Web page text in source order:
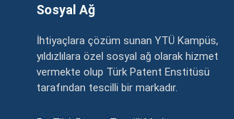
Sosyal Ağ
İhtiyaçlara çözüm sunan YTÜ Kampüs,
yıldızlılara özel sosyal ağ olarak hizmet
vermekte olup Türk Patent Enstitüsü
tarafından tescilli bir markadır.